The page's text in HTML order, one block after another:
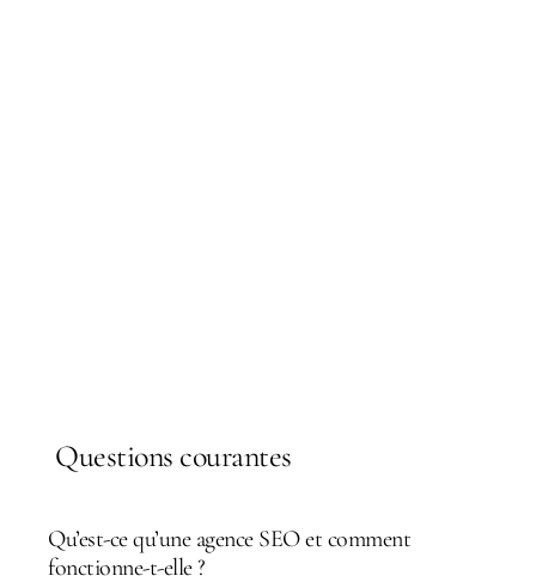
Questions courantes
Qu’est-ce qu’une agence SEO et comment
fonctionne-t-elle ?